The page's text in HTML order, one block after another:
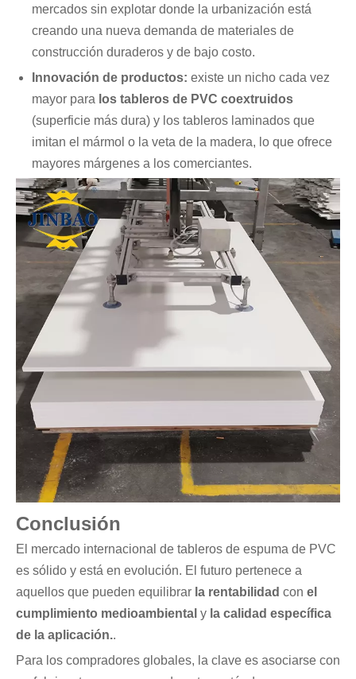
mercados sin explotar donde la urbanización está
creando una nueva demanda de materiales de
construcción duraderos y de bajo costo.
Innovación de productos: existe un nicho cada vez
mayor para los tableros de PVC coextruidos
(superficie más dura) y los tableros laminados que
imitan el mármol o la veta de la madera, lo que ofrece
mayores márgenes a los comerciantes.
Conclusión
El mercado internacional de tableros de espuma de PVC
es sólido y está en evolución. El futuro pertenece a
aquellos que pueden equilibrar la rentabilidad con el
cumplimiento medioambiental y la calidad específica
de la aplicación..
Para los compradores globales, la clave es asociarse con